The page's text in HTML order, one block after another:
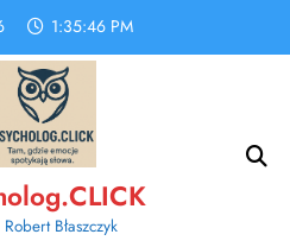
1:35:47 PM
Błaszczyk